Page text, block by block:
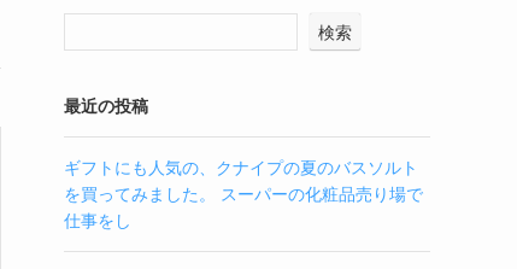
検索
最近の投稿
ギフトにも人気の、クナイプの夏のバスソルト
を買ってみました。 スーパーの化粧品売り場で
仕事をし